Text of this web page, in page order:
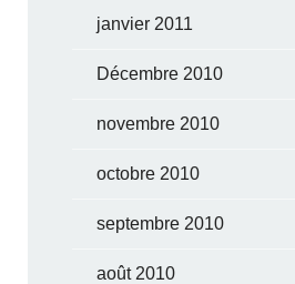
janvier 2011
Décembre 2010
novembre 2010
octobre 2010
septembre 2010
août 2010